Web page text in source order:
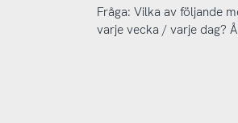
Fråga: Vilka av följande
varje vecka / varje dag?